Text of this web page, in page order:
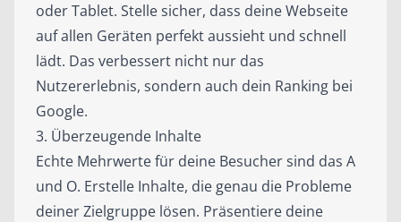
oder Tablet. Stelle sicher, dass deine Webseite
auf allen Geräten perfekt aussieht und schnell
lädt. Das verbessert nicht nur das
Nutzererlebnis, sondern auch dein Ranking bei
Google.
3. Überzeugende Inhalte
Echte Mehrwerte für deine Besucher sind das A
und O. Erstelle Inhalte, die genau die Probleme
deiner Zielgruppe lösen. Präsentiere deine